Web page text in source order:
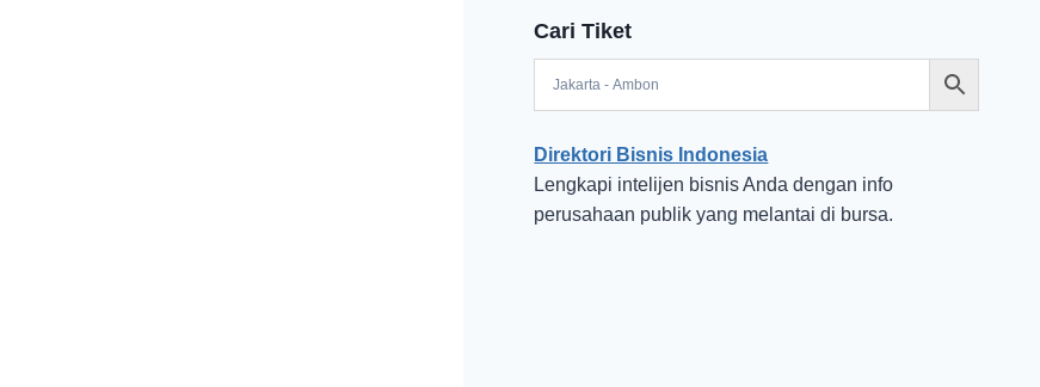
Cari Tiket
Direktori Bisnis Indonesia
Lengkapi intelijen bisnis Anda dengan info
perusahaan publik yang melantai di bursa.